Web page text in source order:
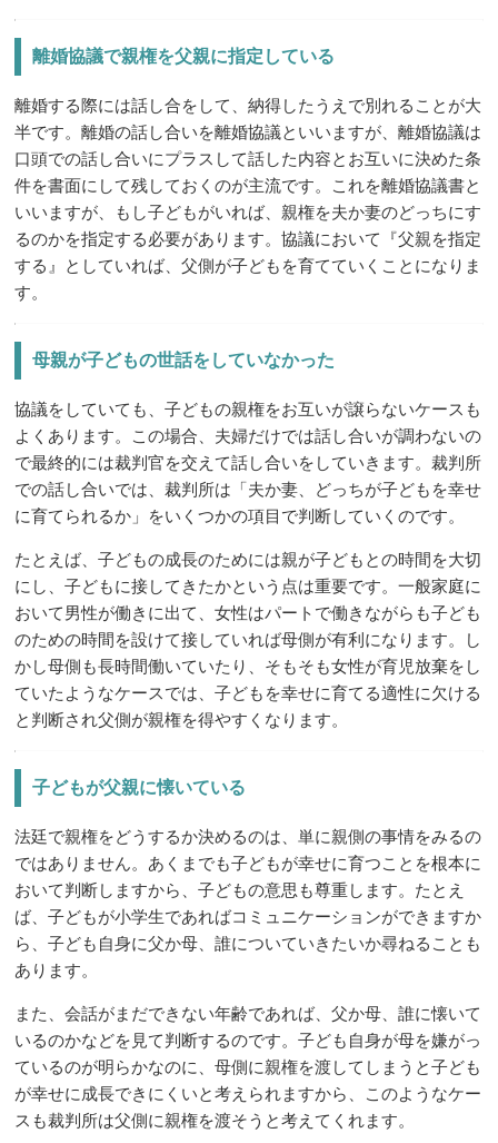
離婚協議で親権を父親に指定している
離婚する際には話し合をして、納得したうえで別れることが大
半です。離婚の話し合いを離婚協議といいますが、離婚協議は
口頭での話し合いにプラスして話した内容とお互いに決めた条
件を書面にして残しておくのが主流です。これを離婚協議書と
いいますが、もし子どもがいれば、親権を夫か妻のどっちにす
るのかを指定する必要があります。協議において『父親を指定
する』としていれば、父側が子どもを育てていくことになりま
す。
母親が子どもの世話をしていなかった
協議をしていても、子どもの親権をお互いが譲らないケースも
よくあります。この場合、夫婦だけでは話し合いが調わないの
で最終的には裁判官を交えて話し合いをしていきます。裁判所
での話し合いでは、裁判所は「夫か妻、どっちが子どもを幸せ
に育てられるか」をいくつかの項目で判断していくのです。
たとえば、子どもの成長のためには親が子どもとの時間を大切
にし、子どもに接してきたかという点は重要です。一般家庭に
おいて男性が働きに出て、女性はパートで働きながらも子ども
のための時間を設けて接していれば母側が有利になります。し
かし母側も長時間働いていたり、そもそも女性が育児放棄をし
ていたようなケースでは、子どもを幸せに育てる適性に欠ける
と判断され父側が親権を得やすくなります。
子どもが父親に懐いている
法廷で親権をどうするか決めるのは、単に親側の事情をみるの
ではありません。あくまでも子どもが幸せに育つことを根本に
おいて判断しますから、子どもの意思も尊重します。たとえ
ば、子どもが小学生であればコミュニケーションができますか
ら、子ども自身に父か母、誰についていきたいか尋ねることも
あります。
また、会話がまだできない年齢であれば、父か母、誰に懐いて
いるのかなどを見て判断するのです。子ども自身が母を嫌がっ
ているのが明らかなのに、母側に親権を渡してしまうと子ども
が幸せに成長できにくいと考えられますから、このようなケー
スも裁判所は父側に親権を渡そうと考えてくれます。